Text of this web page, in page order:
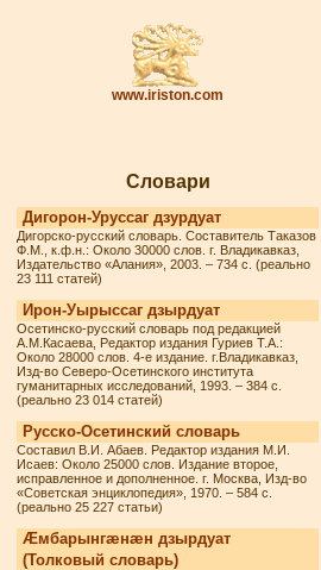
www.iriston.com
Словари
Дигорон-Уруссаг дзурдуат
Дигорско-русский словарь. Составитель Таказов
Ф.М., к.ф.н.: Около 30000 слов. г. Владикавказ,
Издательство «Алания», 2003. – 734 с. (реально
23 111 статей)
Ирон-Уырыссаг дзырдуат
Осетинско-русский словарь под редакцией
А.М.Касаева, Редактор издания Гуриев Т.А.:
Около 28000 слов. 4-е издание. г.Владикавказ,
Изд-во Северо-Осетинского института
гуманитарных исследований, 1993. – 384 с.
(реально 23 014 статей)
Русско-Осетинский словарь
Составил В.И. Абаев. Редактор издания М.И.
Исаев: Около 25000 слов. Издание второе,
исправленное и дополненное. г. Москва, Изд-во
«Советская энциклопедия», 1970. – 584 с.
(реально 25 227 статьи)
Æмбарынгæнæн дзырдуат
(Толковый словарь)